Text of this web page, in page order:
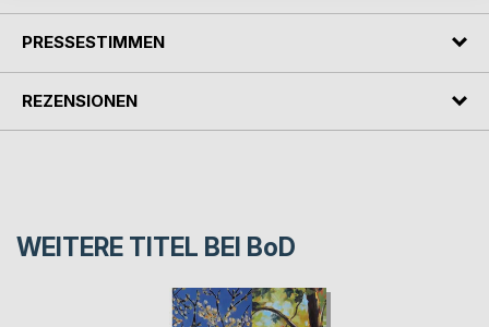
PRESSESTIMMEN
REZENSIONEN
WEITERE TITEL BEI BoD